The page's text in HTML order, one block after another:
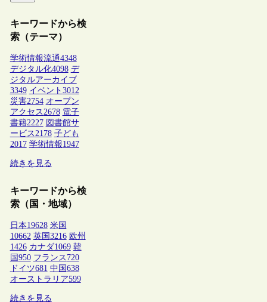
キーワードから検
索（テーマ）
学術情報流通4348
デジタル化4098 デ
ジタルアーカイブ
3349 イベント 3012
災害2754 オープン
アクセス2678 電子
書籍2227 図書館サ
ービス2178 子ども
2017 学術情報1947
続きを見る
キーワードから検
索（国・地域）
日本19628 米国
10662 英国 3216 欧州
1426 カナダ1069 韓
国 950 フランス 720
ドイツ681 中国 638
オーストラリア599
続きを見る